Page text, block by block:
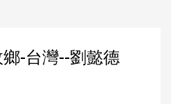
-台灣--劉懿德